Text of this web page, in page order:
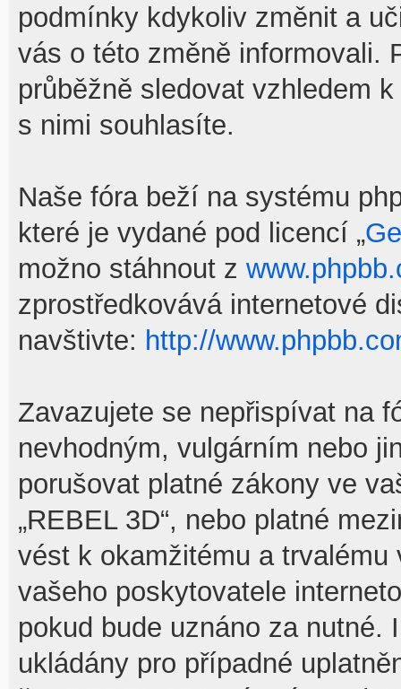
podmínky kdykoliv změnit a
vás o této změně informovali.
průběžně sledovat vzhledem
s nimi souhlasíte.
Naše fóra beží na systému
které je vydané pod licencí „
možno stáhnout z
zprostředkovává internetové
navštivte: http://
Zavazujete se nepřispívat na
nevhodným, vulgárním nebo
porušovat platné zákony ve
„REBEL 3D“, nebo platné
vést k okamžitému a
vašeho poskytovatele
pokud bude uznáno za nutné.
ukládány pro případné